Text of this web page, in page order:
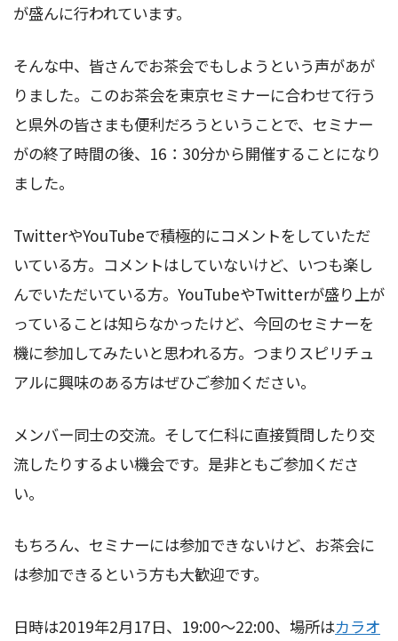
が盛んに行われています。
そんな中、皆さんでお茶会でもしようという声があが
りました。このお茶会を東京セミナーに合わせて行う
と県外の皆さまも便利だろうということで、セミナー
がの終了時間の後、16：30分から開催することになり
ました。
TwitterやYouTubeで積極的にコメントをしていただ
いている方。コメントはしていないけど、いつも楽し
んでいただいている方。YouTubeやTwitterが盛り上が
っていることは知らなかったけど、今回のセミナーを
機に参加してみたいと思われる方。つまりスピリチュ
アルに興味のある方はぜひご参加ください。
メンバー同士の交流。そして仁科に直接質問したり交
流したりするよい機会です。是非ともご参加くださ
い。
もちろん、セミナーには参加できないけど、お茶会に
は参加できるという方も大歓迎です。
日時は2019年2月17日、19:00～22:00、場所はカラオ